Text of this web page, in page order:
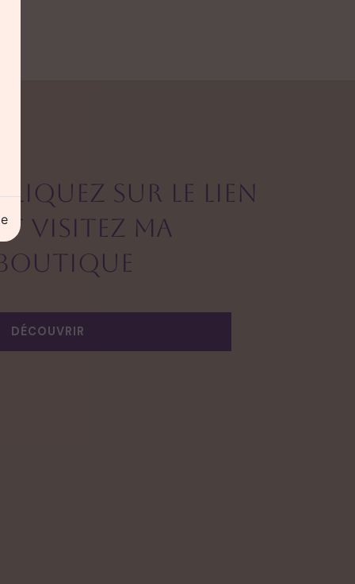
SUR LE LIEN
VISITEZ MA
DÉCOUVRIR